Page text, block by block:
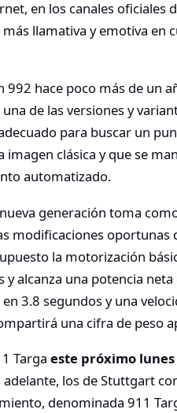
en los canales oficiales
llamativa y emotiva en
992 hace poco más de un
de las versiones y
para buscar un
imagen clásica y que se
automatizado.
generación toma
modificaciones oportunas
la motorización
alcanza una potencia
3.8 segundos y una
una cifra de peso
Targa este próximo lunes
los de Stuttgart
denominada 911